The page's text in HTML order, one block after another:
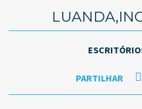
PARTILHAR